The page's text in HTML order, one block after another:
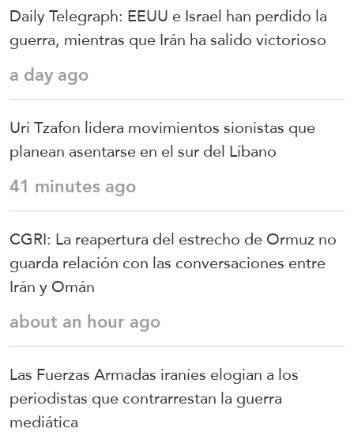
Daily Telegraph: EEUU e Israel han perdido la
guerra, mientras que Irán ha salido victorioso
a day ago
Uri Tzafon lidera movimientos sionistas que
planean asentarse en el sur del Líbano
41 minutes ago
CGRI: La reapertura del estrecho de Ormuz no
guarda relación con las conversaciones entre
Irán y Omán
about an hour ago
Las Fuerzas Armadas iraníes elogian a los
periodistas que contrarrestan la guerra
mediática